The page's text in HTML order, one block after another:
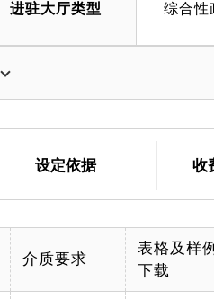
进驻大厅类型 综合性
设定依据 收
介质要求
表格及样例
下载